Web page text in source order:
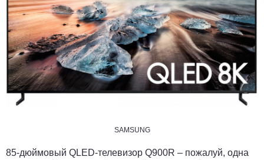
SAMSUNG
85-дюймовый QLED-телевизор Q900R – пожалуй, одна